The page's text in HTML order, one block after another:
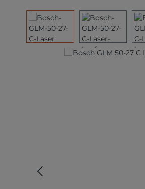
Bildergalerie überspringen